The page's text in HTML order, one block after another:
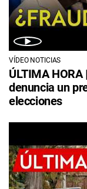
VÍDEO NOTICIAS
ÚLTIMA
denuncia un
elecciones